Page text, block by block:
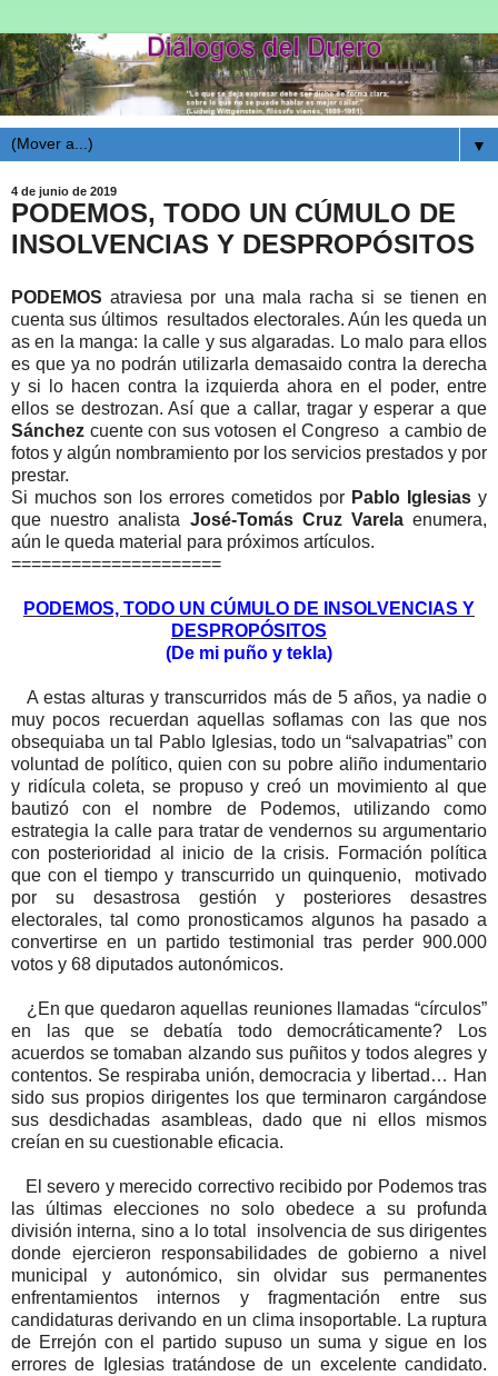
▼
4 de junio de 2019
PODEMOS, TODO UN CÚMULO DE
INSOLVENCIAS Y DESPROPÓSITOS
PODEMOS atraviesa por una mala racha si se tienen en
cuenta sus últimos resultados electorales. Aún les queda un
as en la manga: la calle y sus algaradas. Lo malo para ellos
es que ya no podrán utilizarla demasaido contra la derecha
y si lo hacen contra la izquierda ahora en el poder, entre
ellos se destrozan. Así que a callar, tragar y esperar a que
Sánchez cuente con sus votosen el Congreso a cambio de
fotos y algún nombramiento por los servicios prestados y por
prestar.
Si muchos son los errores cometidos por Pablo Iglesias y
que nuestro analista José-Tomás Cruz Varela enumera,
aún le queda material para próximos artículos.
=====================
PODEMOS, TODO UN CÚMULO DE INSOLVENCIAS Y
DESPROPÓSITOS
(De mi puño y tekla)
A estas alturas y transcurridos más de 5 años, ya nadie o
muy pocos recuerdan aquellas soflamas con las que nos
obsequiaba un tal Pablo Iglesias, todo un “salvapatrias” con
voluntad de político, quien con su pobre aliño indumentario
y ridícula coleta, se propuso y creó un movimiento al que
bautizó con el nombre de Podemos, utilizando como
estrategia la calle para tratar de vendernos su argumentario
con posterioridad al inicio de la crisis. Formación política
que con el tiempo y transcurrido un quinquenio, motivado
por su desastrosa gestión y posteriores desastres
electorales, tal como pronosticamos algunos ha pasado a
convertirse en un partido testimonial tras perder 900.000
votos y 68 diputados autonómicos.
¿En que quedaron aquellas reuniones llamadas “círculos”
en las que se debatía todo democráticamente? Los
acuerdos se tomaban alzando sus puñitos y todos alegres y
contentos. Se respiraba unión, democracia y libertad… Han
sido sus propios dirigentes los que terminaron cargándose
sus desdichadas asambleas, dado que ni ellos mismos
creían en su cuestionable eficacia.
El severo y merecido correctivo recibido por Podemos tras
las últimas elecciones no solo obedece a su profunda
división interna, sino a lo total insolvencia de sus dirigentes
donde ejercieron responsabilidades de gobierno a nivel
municipal y autonómico, sin olvidar sus permanentes
enfrentamientos internos y fragmentación entre sus
candidaturas derivando en un clima insoportable. La ruptura
de Errejón con el partido supuso un suma y sigue en los
errores de Iglesias tratándose de un excelente candidato.